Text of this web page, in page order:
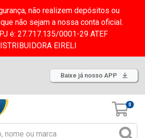
não realizem depósitos ou
não sejam a nossa conta oficial.
é: 27.717.135/0001-29 ATEF
EIRELI
Baixe já nosso APP
0